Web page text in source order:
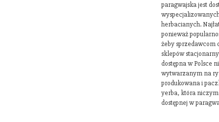
paragwajska jest
herbacianych.
ponieważ
żeby sprzedawcom
sklepów
dostępna w Polsce
wytwarzanym na
produkowana i
yerba, która niczym
dostępnej w